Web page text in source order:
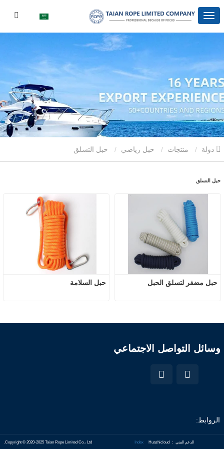
منتجات حبل رياضي
حبل التسلق
حبل السلامة حبل مضفر لتسلق الحبل
وسائل التواصل الاجتماعي
الروابط:
Copyright © 2020-2025 Taian Rope Limited Co.، Ltd. الدعم الفني ： Huazhicloud Index